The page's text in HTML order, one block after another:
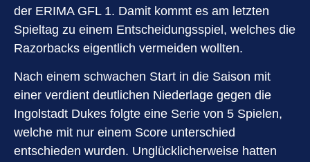
der ERIMA GFL 1. Damit kommt es am letzten
Spieltag zu einem Entscheidungsspiel, welches die
Razorbacks eigentlich vermeiden wollten.
Nach einem schwachen Start in die Saison mit
einer verdient deutlichen Niederlage gegen die
Ingolstadt Dukes folgte eine Serie von 5 Spielen,
welche mit nur einem Score unterschied
entschieden wurden. Unglücklicherweise hatten